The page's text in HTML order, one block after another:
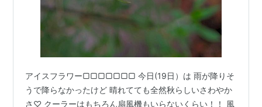
アイスフラワー▢▢▢▢▢▢▢ 今日(19日）は 雨が降りそ
うで降らなかったけど 晴れてても全然秋らしいさわやか
さ♡ クーラーはもちろん扇風機もいらないくらい！！ 風